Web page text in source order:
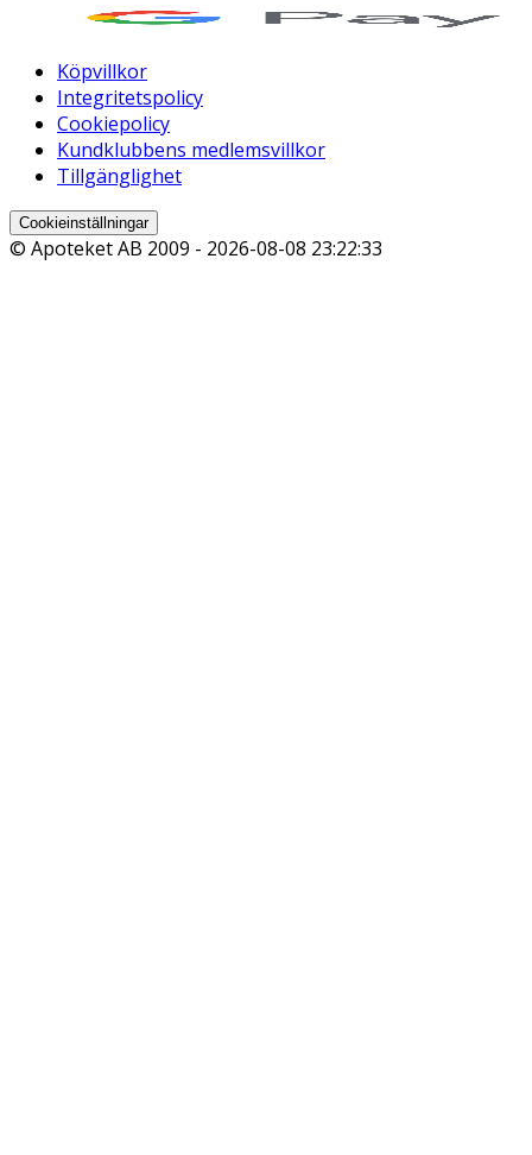
Köpvillkor
Integritetspolicy
Cookiepolicy
Kundklubbens medlemsvillkor
Tillgänglighet
Cookieinställningar
© Apoteket AB 2009 - 2026-08-08 23:22:33